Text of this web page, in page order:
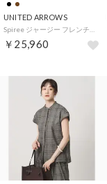
UNITED ARROWS
￥25,960